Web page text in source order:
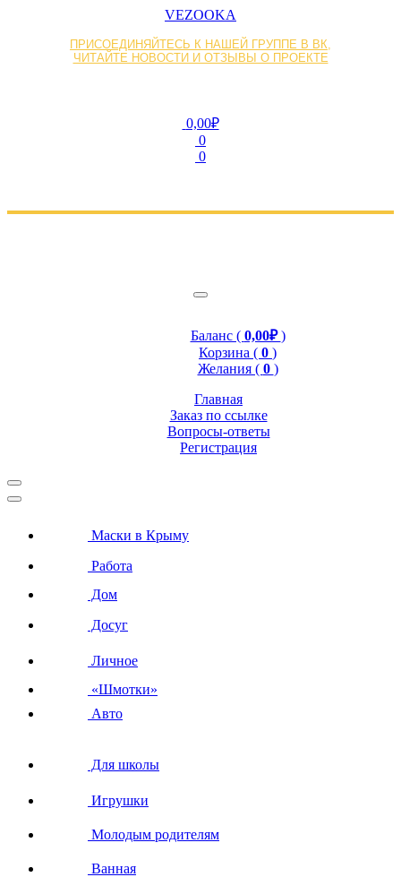
VEZOOKA
ПРИСОЕДИНЯЙТЕСЬ К НАШЕЙ ГРУППЕ В ВК,
ЧИТАЙТЕ НОВОСТИ И ОТЗЫВЫ О ПРОЕКТЕ
0,00₽
0
0
Баланс ( 0,00₽)
Корзина ( 0 )
Желания ( 0 )
Главная
Заказ по ссылке
Вопросы-ответы
Регистрация
Маски в Крыму
Работа
Дом
Досуг
Личное
«Шмотки»
Авто
Для школы
Игрушки
Молодым родителям
Ванная